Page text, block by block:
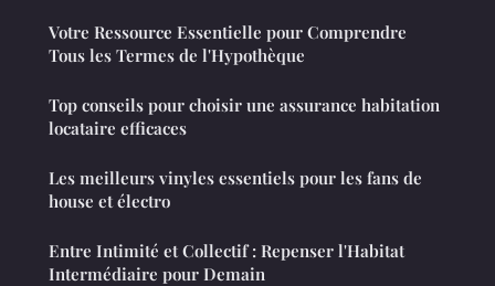
Votre Ressource Essentielle pour Comprendre
Tous les Termes de l'Hypothèque
Top conseils pour choisir une assurance habitation
locataire efficaces
Les meilleurs vinyles essentiels pour les fans de
house et électro
Entre Intimité et Collectif : Repenser l'Habitat
Intermédiaire pour Demain